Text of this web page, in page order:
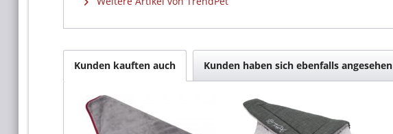
Kunden kauften auch Kunden haben sich ebenfalls angesehen